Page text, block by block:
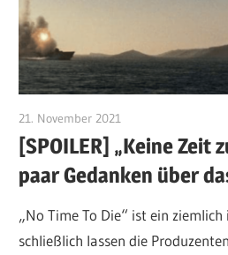
21. November 2021
[SPOILER] „Keine Zeit
paar Gedanken über
„No Time To Die“ ist ein
schließlich lassen die